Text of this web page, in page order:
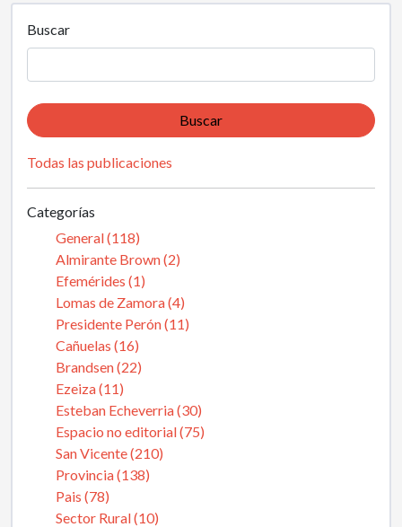
Buscar
Buscar
Todas las publicaciones
Categorías
General (118)
Almirante Brown (2)
Efemérides (1)
Lomas de Zamora (4)
Presidente Perón (11)
Cañuelas (16)
Brandsen (22)
Ezeiza (11)
Esteban Echeverria (30)
Espacio no editorial (75)
San Vicente (210)
Provincia (138)
Pais (78)
Sector Rural (10)